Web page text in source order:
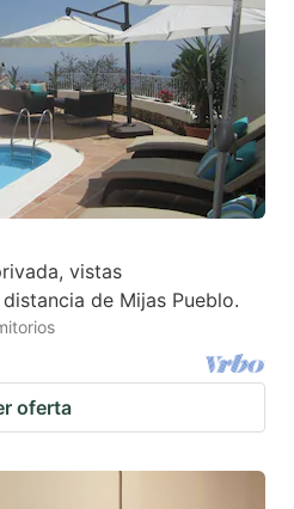
vistas
de Mijas Pueblo.
oferta